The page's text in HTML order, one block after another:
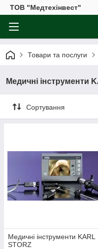
ТОВ "Медтехінвест"
Товари та послуги
Медичні інструменти
Сортування
Медичні інструменти KARL
STORZ